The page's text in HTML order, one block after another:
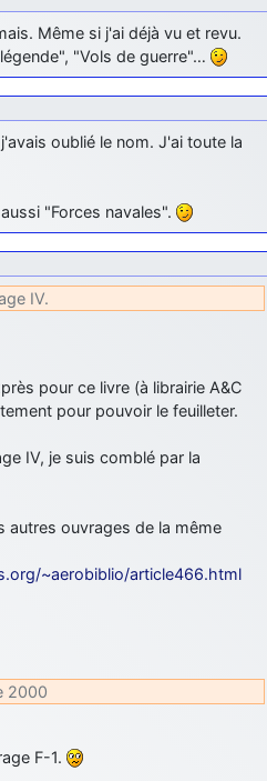
Même si j'ai déjà vu et revu.
"Vols de guerre"…
oublié le nom. J'ai toute la
"Forces navales".
IV.
pour ce livre (à librairie A&C
pour pouvoir le feuilleter.
IV, je suis comblé par la
autres ouvrages de la même
~aerobiblio/article466.html
2000
F-1.